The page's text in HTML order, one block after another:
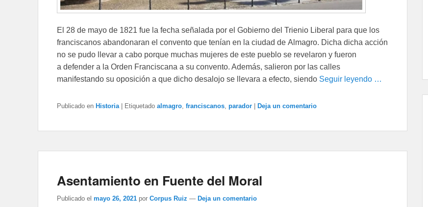
El 28 de mayo de 1821 fue la fecha señalada por el Gobierno del Trienio Liberal para que los
franciscanos abandonaran el convento que tenían en la ciudad de Almagro. Dicha dicha acción
no se pudo llevar a cabo porque muchas mujeres de este pueblo se revelaron y fueron
a defender a la Orden Franciscana a su convento. Además, salieron por las calles
manifestando su oposición a que dicho desalojo se llevara a efecto, siendo Seguir leyendo …
Publicado en Historia | Etiquetado almagro franciscanos parador | Deja un comentario
Asentamiento en Fuente del Moral
Publicado el mayo 26, 2021 por Corpus Ruiz — Deja un comentario